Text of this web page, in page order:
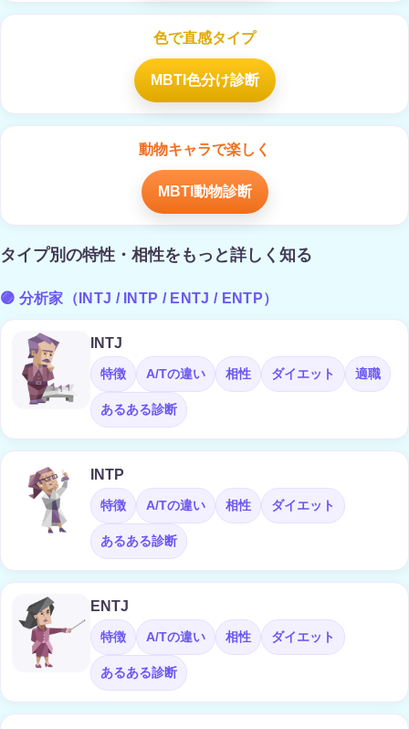
色で直感タイプ
MBTI色分け診断
動物キャラで楽しく
MBTI動物診断
タイプ別の特性・相性をもっと詳しく知る
🟣 分析家（INTJ / INTP / ENTJ / ENTP）
INTJ
特徴 A/Tの違い 相性 ダイエット 適職
あるある診断
INTP
特徴 A/Tの違い 相性 ダイエット
あるある診断
ENTJ
特徴 A/Tの違い 相性 ダイエット
あるある診断